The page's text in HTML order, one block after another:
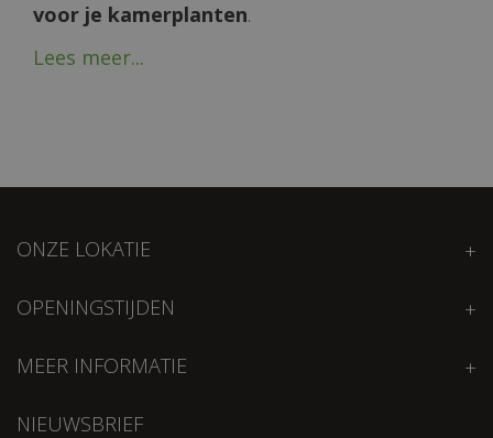
voor je kamerplanten.
Lees meer...
ONZE LOKATIE
OPENINGSTIJDEN
MEER INFORMATIE
NIEUWSBRIEF